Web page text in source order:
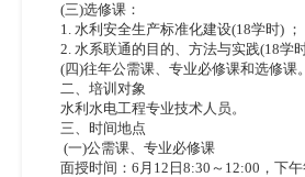
(三)选修课：
1. 水利安全生产标准化建设(18学时) ；
2. 水系联通的目的、方法与实践(18学
(四)往年公需课、专业必修课和选修课。
二、培训对象
水利水电工程专业技术人员。
三、时间地点
(一)公需课、专业必修课
面授时间：6月12日8:30～12:00，下午